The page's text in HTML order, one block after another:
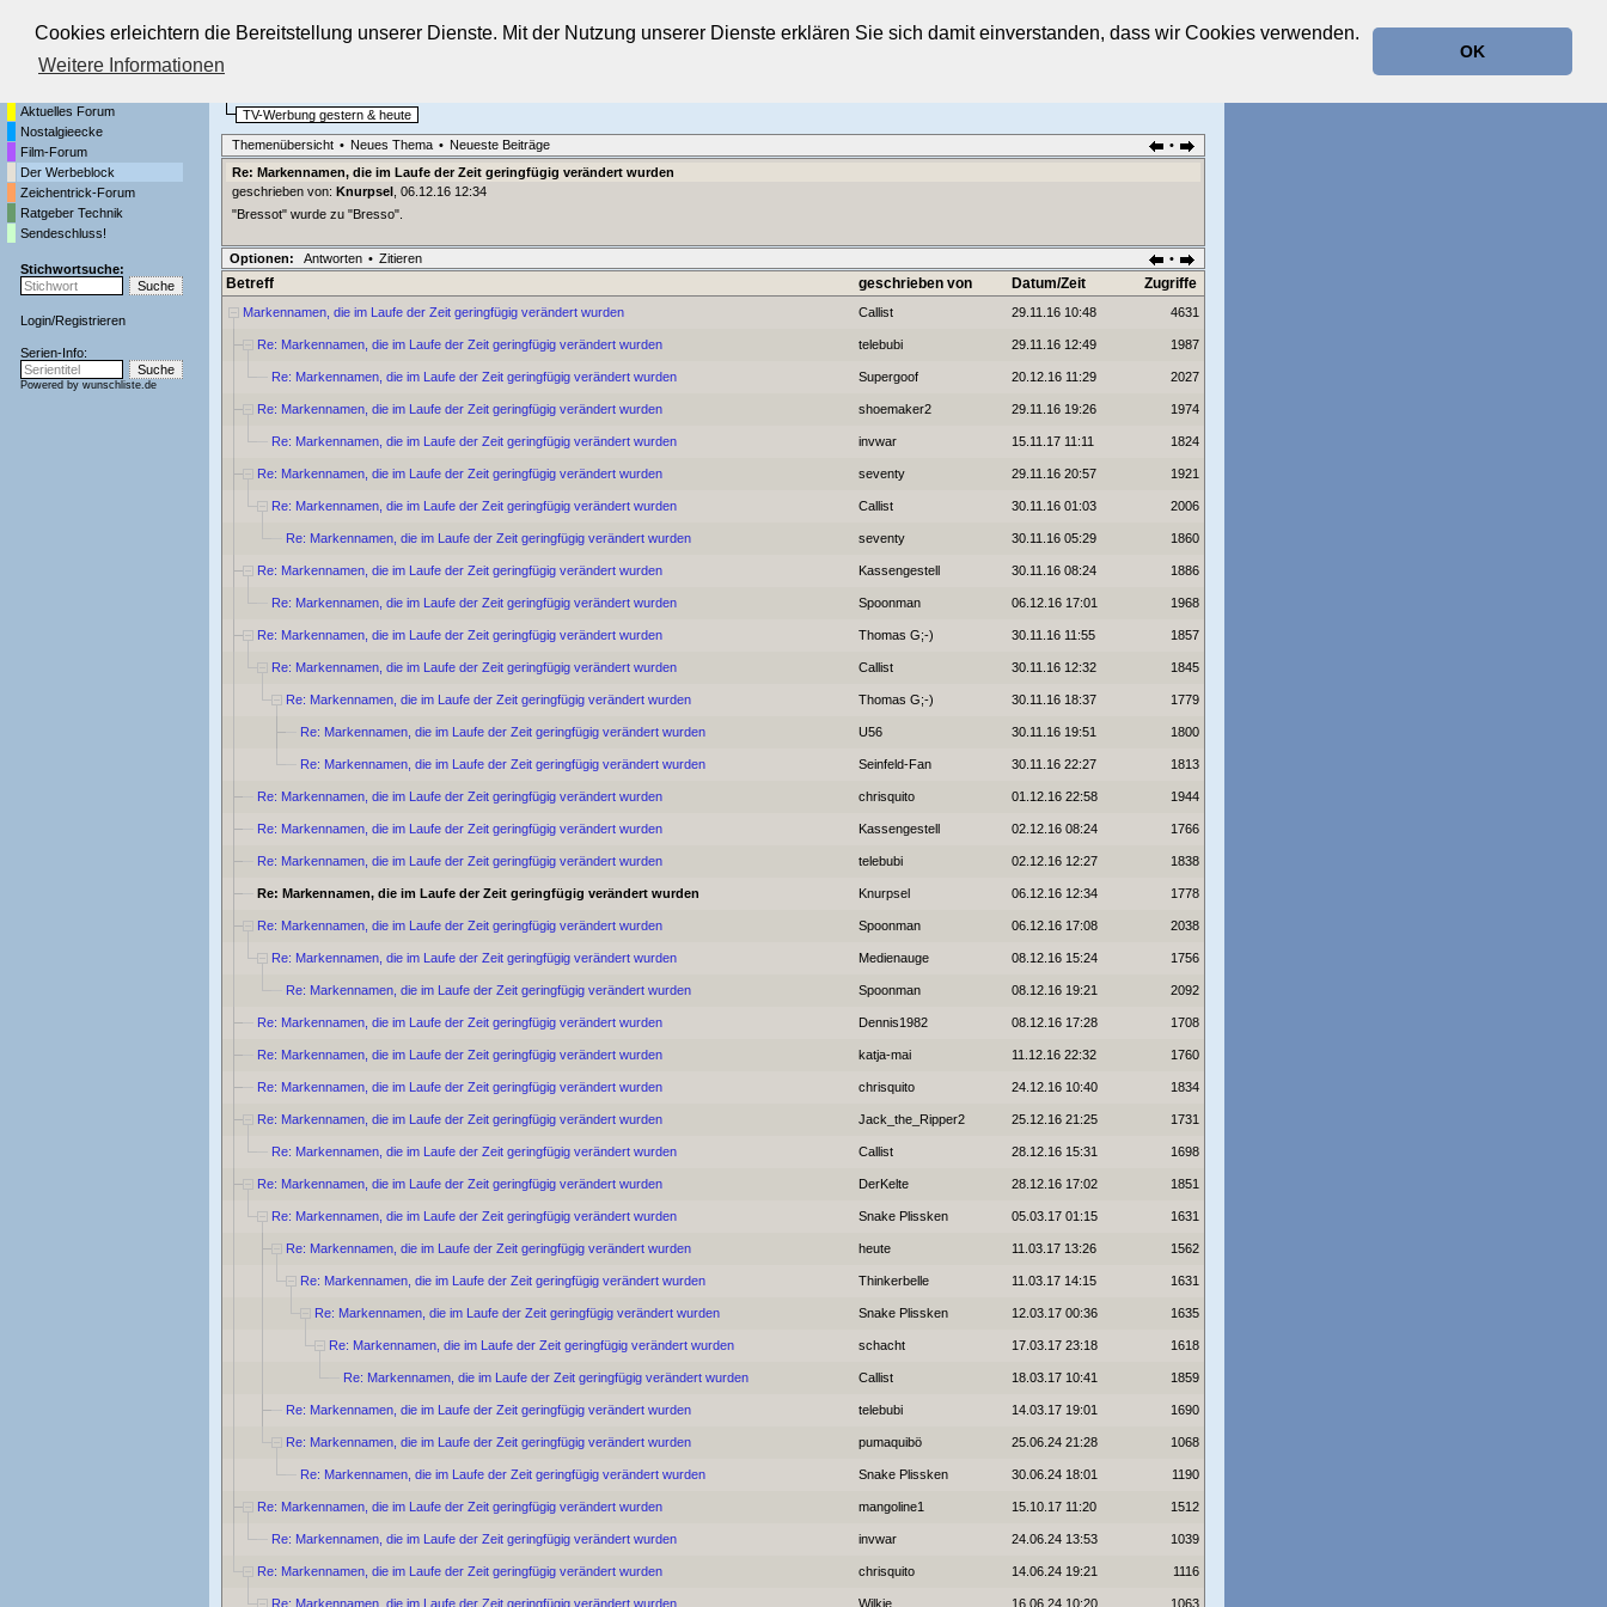
Cookies erleichtern die Bereitstellung unserer Dienste. Mit der Nutzung unserer Dienste erklären Sie sich damit einverstanden, dass wir Cookies verwenden.
Weitere Informationen
OK
Die Fernseh-Diskussionsforen von
Aktuelles Forum
Nostalgieecke
Film-Forum
Der Werbeblock
Zeichentrick-Forum
Ratgeber Technik
Sendeschluss!
Stichwortsuche:
Login/Registrieren
Serien-Info:
Powered by wunschliste.de
TV-Werbung gestern & heute
Themenübersicht • Neues Thema • Neueste Beiträge
•
Re: Markennamen, die im Laufe der Zeit geringfügig verändert wurden
geschrieben von: Knurpsel , 06.12.16 12:34
"Bressot" wurde zu "Bresso".
•
Optionen: Antworten • Zitieren
Betreff geschrieben von Datum/Zeit Zugriffe
Markennamen, die im Laufe der Zeit geringfügig verändert wurden Callist 29.11.16 10:48 4631
Re: Markennamen, die im Laufe der Zeit geringfügig verändert wurden telebubi 29.11.16 12:49 1987
Re: Markennamen, die im Laufe der Zeit geringfügig verändert wurden Supergoof 20.12.16 11:29 2027
Re: Markennamen, die im Laufe der Zeit geringfügig verändert wurden shoemaker2 29.11.16 19:26 1974
Re: Markennamen, die im Laufe der Zeit geringfügig verändert wurden invwar 15.11.17 11:11 1824
Re: Markennamen, die im Laufe der Zeit geringfügig verändert wurden seventy 29.11.16 20:57 1921
Re: Markennamen, die im Laufe der Zeit geringfügig verändert wurden Callist 30.11.16 01:03 2006
Re: Markennamen, die im Laufe der Zeit geringfügig verändert wurden seventy 30.11.16 05:29 1860
Re: Markennamen, die im Laufe der Zeit geringfügig verändert wurden Kassengestell 30.11.16 08:24 1886
Re: Markennamen, die im Laufe der Zeit geringfügig verändert wurden Spoonman 06.12.16 17:01 1968
Re: Markennamen, die im Laufe der Zeit geringfügig verändert wurden Thomas G;-) 30.11.16 11:55 1857
Re: Markennamen, die im Laufe der Zeit geringfügig verändert wurden Callist 30.11.16 12:32 1845
Re: Markennamen, die im Laufe der Zeit geringfügig verändert wurden Thomas G;-) 30.11.16 18:37 1779
Re: Markennamen, die im Laufe der Zeit geringfügig verändert wurden U56 30.11.16 19:51 1800
Re: Markennamen, die im Laufe der Zeit geringfügig verändert wurden Seinfeld-Fan 30.11.16 22:27 1813
Re: Markennamen, die im Laufe der Zeit geringfügig verändert wurden chrisquito 01.12.16 22:58 1944
Re: Markennamen, die im Laufe der Zeit geringfügig verändert wurden Kassengestell 02.12.16 08:24 1766
Re: Markennamen, die im Laufe der Zeit geringfügig verändert wurden telebubi 02.12.16 12:27 1838
Re: Markennamen, die im Laufe der Zeit geringfügig verändert wurden Knurpsel 06.12.16 12:34 1778
Re: Markennamen, die im Laufe der Zeit geringfügig verändert wurden Spoonman 06.12.16 17:08 2038
Re: Markennamen, die im Laufe der Zeit geringfügig verändert wurden Medienauge 08.12.16 15:24 1756
Re: Markennamen, die im Laufe der Zeit geringfügig verändert wurden Spoonman 08.12.16 19:21 2092
Re: Markennamen, die im Laufe der Zeit geringfügig verändert wurden Dennis1982 08.12.16 17:28 1708
Re: Markennamen, die im Laufe der Zeit geringfügig verändert wurden katja-mai 11.12.16 22:32 1760
Re: Markennamen, die im Laufe der Zeit geringfügig verändert wurden chrisquito 24.12.16 10:40 1834
Re: Markennamen, die im Laufe der Zeit geringfügig verändert wurden Jack_the_Ripper2 25.12.16 21:25 1731
Re: Markennamen, die im Laufe der Zeit geringfügig verändert wurden Callist 28.12.16 15:31 1698
Re: Markennamen, die im Laufe der Zeit geringfügig verändert wurden DerKelte 28.12.16 17:02 1851
Re: Markennamen, die im Laufe der Zeit geringfügig verändert wurden Snake Plissken 05.03.17 01:15 1631
Re: Markennamen, die im Laufe der Zeit geringfügig verändert wurden heute 11.03.17 13:26 1562
Re: Markennamen, die im Laufe der Zeit geringfügig verändert wurden Thinkerbelle 11.03.17 14:15 1631
Re: Markennamen, die im Laufe der Zeit geringfügig verändert wurden Snake Plissken 12.03.17 00:36 1635
Re: Markennamen, die im Laufe der Zeit geringfügig verändert wurden schacht 17.03.17 23:18 1618
Re: Markennamen, die im Laufe der Zeit geringfügig verändert wurden Callist 18.03.17 10:41 1859
Re: Markennamen, die im Laufe der Zeit geringfügig verändert wurden telebubi 14.03.17 19:01 1690
Re: Markennamen, die im Laufe der Zeit geringfügig verändert wurden pumaquibö 25.06.24 21:28 1068
Re: Markennamen, die im Laufe der Zeit geringfügig verändert wurden Snake Plissken 30.06.24 18:01 1190
Re: Markennamen, die im Laufe der Zeit geringfügig verändert wurden mangoline1 15.10.17 11:20 1512
Re: Markennamen, die im Laufe der Zeit geringfügig verändert wurden invwar 24.06.24 13:53 1039
Re: Markennamen, die im Laufe der Zeit geringfügig verändert wurden chrisquito 14.06.24 19:21 1116
Re: Markennamen, die im Laufe der Zeit geringfügig verändert wurden Wilkie 16.06.24 10:20 1063